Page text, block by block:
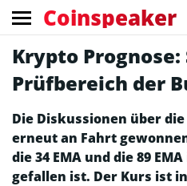
Coinspeaker
Krypto Prognose:
Prüfbereich der
Die Diskussionen über
erneut an Fahrt
die 34 EMA und die 89
gefallen ist. Der Kurs ist